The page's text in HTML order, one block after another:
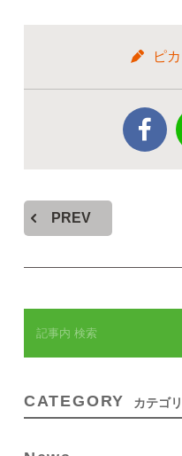
ピ
PREV
CATEGORY カテゴ